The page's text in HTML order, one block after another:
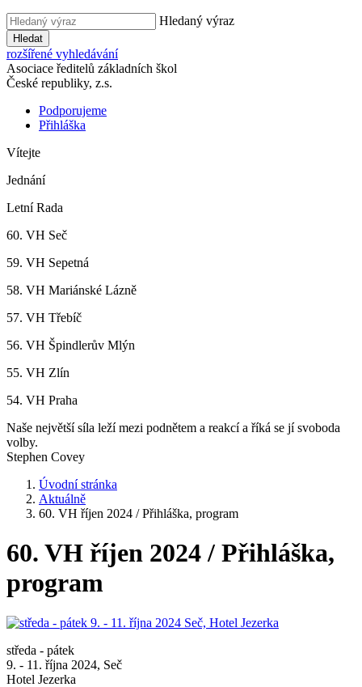
Hledaný výraz
Hledat
rozšířené vyhledávání
Asociace ředitelů základních škol
České republiky, z.s.
Podporujeme
Přihláška
Vítejte
Jednání
Letní Rada
60. VH Seč
59. VH Sepetná
58. VH Mariánské Lázně
57. VH Třebíč
56. VH Špindlerův Mlýn
55. VH Zlín
54. VH Praha
Naše největší síla leží mezi podnětem a reakcí a říká se jí svoboda
volby.
Stephen Covey
Úvodní stránka
Aktuálně
60. VH říjen 2024 / Přihláška, program
60. VH říjen 2024 / Přihláška,
program
středa - pátek
9. - 11. října 2024, Seč
Hotel Jezerka